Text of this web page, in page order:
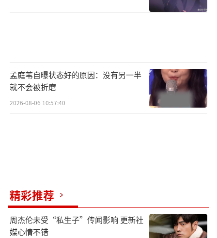
孟庭苇自曝状态好的原因：没有另一半
就不会被折磨
2026-08-06 10:57:40
精彩推荐
周杰伦未受“私生子”传闻影响 更新社
媒心情不错